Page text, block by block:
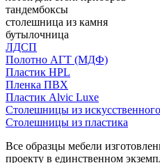
тандембоксы
столешница из камня
бутылочница
ЛДСП
Полотно АГТ (МДФ)
Пластик HPL
Пленка ПВХ
Пластик Alvic Luxe
Столешницы из
Столешницы из пластика
Все образцы мебели
проекту в единственном